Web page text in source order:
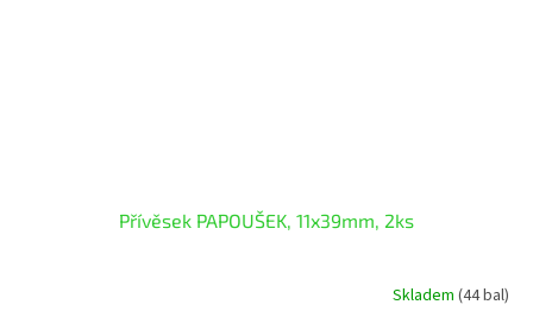
Přívěsek PAPOUŠEK, 11x39mm, 2ks
Skladem (44 bal)